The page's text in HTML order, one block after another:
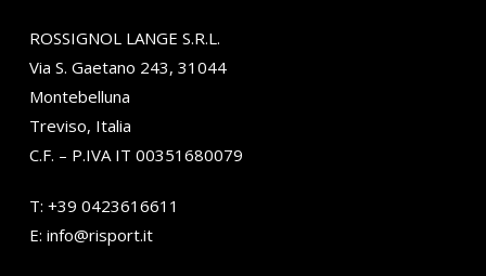
ROSSIGNOL LANGE S.R.L.
Via S. Gaetano 243, 31044
Montebelluna
Treviso, Italia
C.F. – P.IVA IT 00351680079
T: +39 0423616611
E: info@risport.it